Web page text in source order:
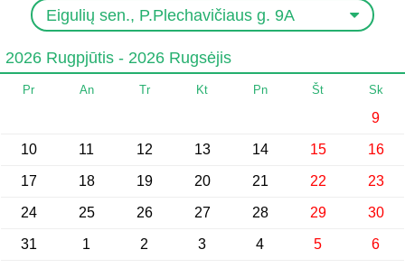
Eigulių sen., P.Plechavičiaus g. 9A
2026 Rugpjūtis - 2026 Rugsėjis
Pr An Tr Kt Pn Št Sk
9
10 11 12 13 14 15 16
17 18 19 20 21 22 23
24 25 26 27 28 29 30
31 1 2 3 4 5 6